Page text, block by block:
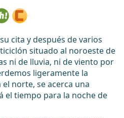
cita y después de varios
situado al noroeste de
ni de lluvia, ni de viento por
ligeramente la
norte, se acerca una
el tiempo para la noche de